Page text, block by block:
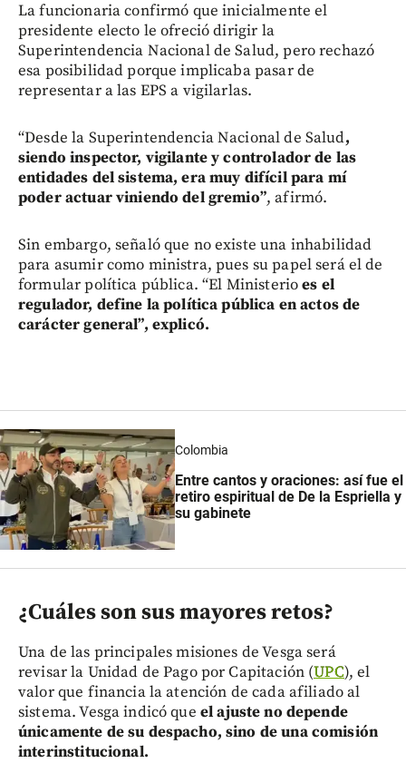
La funcionaria confirmó que inicialmente el
presidente electo le ofreció dirigir la
Superintendencia Nacional de Salud, pero rechazó
esa posibilidad porque implicaba pasar de
representar a las EPS a vigilarlas.
“Desde la Superintendencia Nacional de Salud,
siendo inspector, vigilante y controlador de las
entidades del sistema, era muy difícil para mí
poder actuar viniendo del gremio”, afirmó.
Sin embargo, señaló que no existe una inhabilidad
para asumir como ministra, pues su papel será el de
formular política pública. “El Ministerioes el
regulador, define la política pública en actos de
carácter general”, explicó.
Colombia
Entre cantos y oraciones: así fue el
retiro espiritual de De la Espriella y
su gabinete
¿Cuáles son sus mayores retos?
Una de las principales misiones de Vesga será
revisar la Unidad de Pago por Capitación (UPC), el
valor que financia la atención de cada afiliado al
sistema. Vesga indicó que el ajuste no depende
únicamente de su despacho, sino de una comisión
interinstitucional.